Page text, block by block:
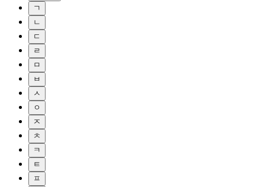
ㄱ
ㄴ
ㄷ
ㄹ
ㅁ
ㅂ
ㅅ
ㅇ
ㅈ
ㅊ
ㅋ
ㅌ
ㅍ